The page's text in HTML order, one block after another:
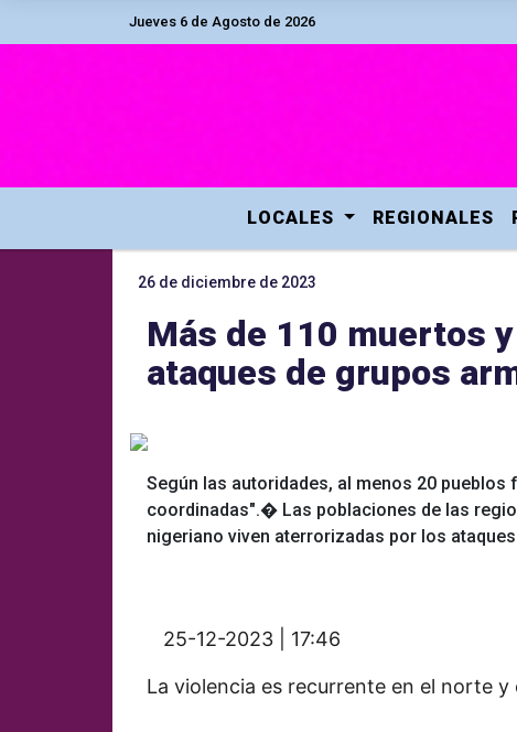
Jueves 6 de Agosto de 2026
LOCALES REGIONALES
26 de diciembre de 2023
Más de 110 muertos
ataques de grupos
Según las autoridades, al menos 20
coordinadas".� Las poblaciones de las
nigeriano viven aterrorizadas por los
25-12-2023 | 17:46
La violencia es recurrente en el norte